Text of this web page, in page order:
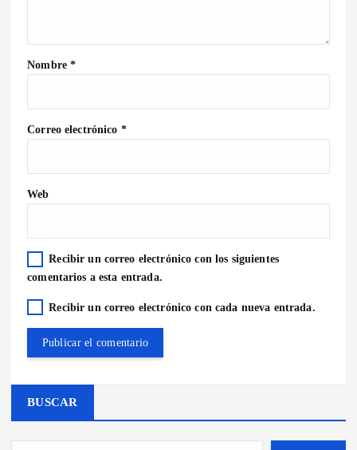
Nombre*
Correo electrónico *
Web
Recibir un correo electrónico con los siguientes
comentarios a esta entrada.
Recibir un correo electrónico con cada nueva entrada.
BUSCAR